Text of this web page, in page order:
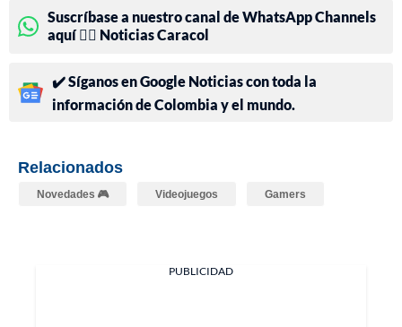
Suscríbase a nuestro canal de WhatsApp Channels
aquí 👉🏻 Noticias Caracol
✔️ Síganos en Google Noticias con toda la
información de Colombia y el mundo.
Relacionados
Novedades 🎮 Videojuegos Gamers
PUBLICIDAD